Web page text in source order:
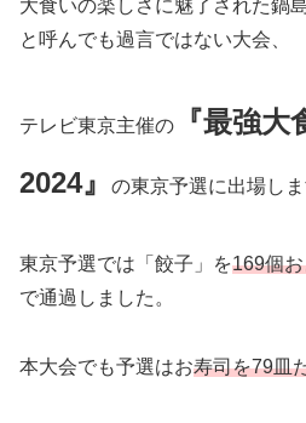
大食いの楽しさに魅了された鍋
と呼んでも過言ではない大会、
テレビ東京主催の
『最強
2024』
の東京予選に出場しま
東京予選では「餃子」を169個
で通過しました。
本大会でも予選はお寿司を79皿